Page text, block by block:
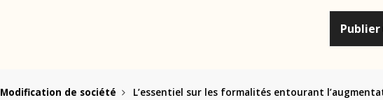
Modification de société L’essentiel sur les formalités entourant